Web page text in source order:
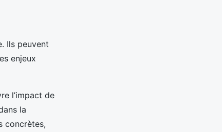
Ils peuvent
enjeux
l’impact de
la
concrètes,